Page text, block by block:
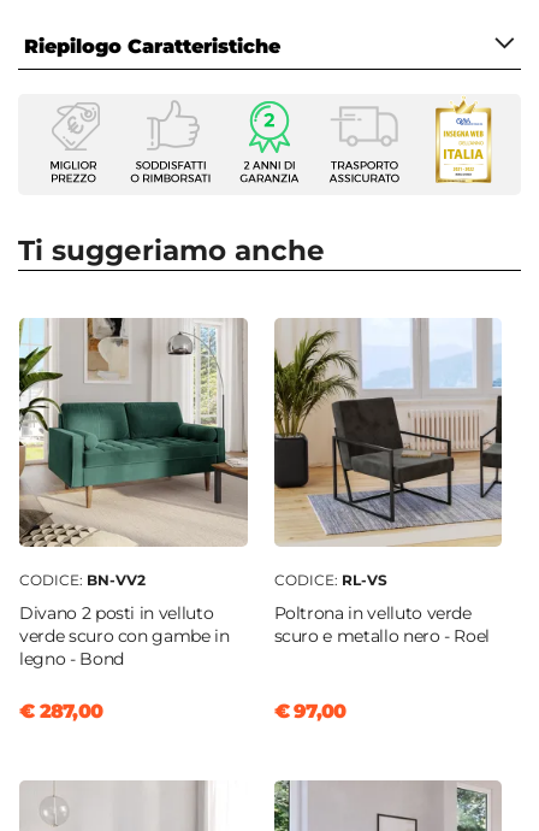
Riepilogo Caratteristiche
Caratteristiche
Tipologia
Panca
Dimensioni
Altezza
42 cm
Materiale
Velluto
| Metallo
Colore
Giallo
Materiale Imbottitura
Ti suggeriamo anche
CODICE: BN-VV2
Divano 2 posti in velluto
verde scuro con gambe in
legno - Bond
€ 287,00
CODICE: RL-VS
Poltrona in velluto verde
scuro e metallo nero - Roel
€ 97,00